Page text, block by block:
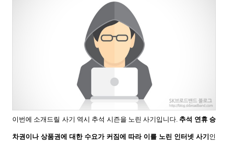
이번에 소개드릴 사기 역시 추석 시즌을 노린 사기입니다. 추석 연휴 승
차권이나 상품권에 대한 수요가 커짐에 따라 이를 노린 인터넷 사기 인